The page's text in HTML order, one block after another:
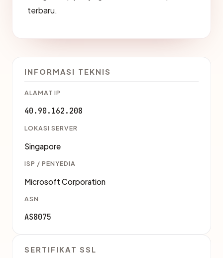
terbaru.
INFORMASI TEKNIS
ALAMAT IP
40.90.162.208
LOKASI SERVER
Singapore
ISP / PENYEDIA
Microsoft Corporation
ASN
AS8075
SERTIFIKAT SSL